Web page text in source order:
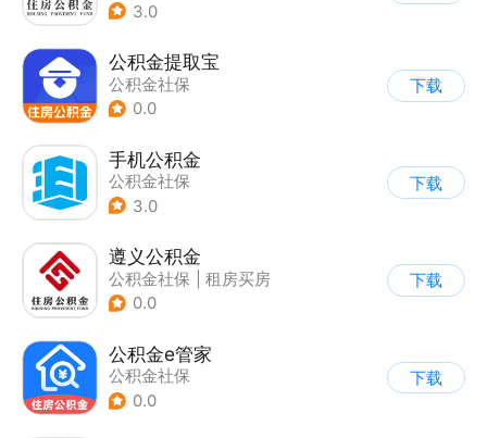
3.0
公积金提取宝
公积金社保
0.0
下载
手机公积金
公积金社保
3.0
下载
遵义公积金
公积金社保
租房买房
0.0
下载
公积金e管家
公积金社保
0.0
下载